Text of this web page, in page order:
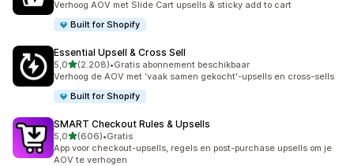
Verhoog AOV met Slide Cart upsells & sticky add to cart
Built for Shopify
Essential Upsell & Cross Sell
5,0van 5 sterren
(2.208)
2208 recensies in totaal
•Gratis abonnement beschikbaar
Verhoog de AOV met 'vaak samen gekocht'-upsells en cross-sells
Built for Shopify
SMART Checkout Rules & Upsells
5,0van 5 sterren
(606)
606 recensies in totaal
•Gratis
App voor checkout-upsells, regels en post-purchase upsells om je
AOV te verhogen